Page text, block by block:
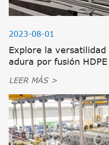
2023-08-01
Explore la
adura por fusión HDPE
LEER MÁS >